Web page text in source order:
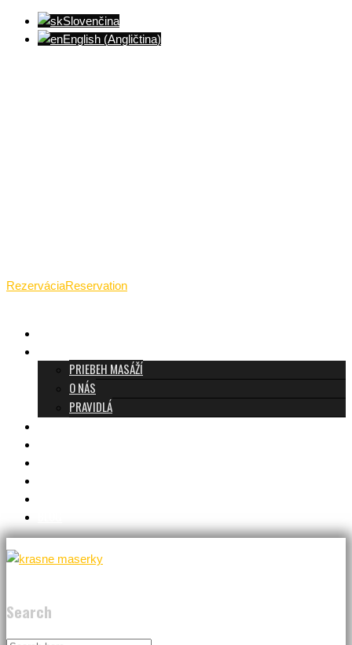
Slovenčina
English (Angličtina)
RezerváciaReservation
PRIEBEH MASÁŽÍ
O NÁS
PRAVIDLÁ
Search